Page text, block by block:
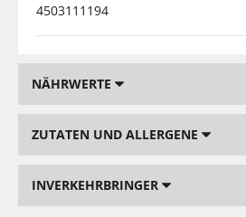
4503111194
NÄHRWERTE
ZUTATEN UND ALLERGENE
INVERKEHRBRINGER